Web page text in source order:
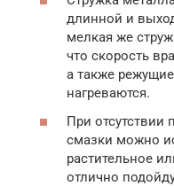
длинной и
мелкая же
что скорость
а также
нагреваются.
При отсутствии
смазки можно
растительное
отлично